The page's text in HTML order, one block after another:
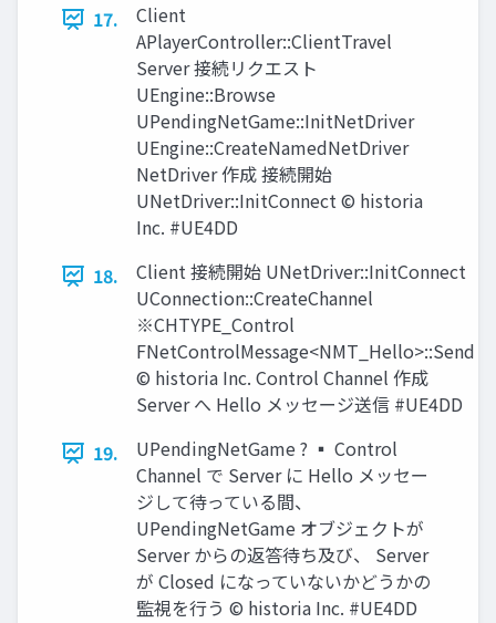
17.
Client
APlayerController::ClientTravel
Server 接続リクエスト
UEngine::Browse
UPendingNetGame::InitNetDriver
UEngine::CreateNamedNetDriver
NetDriver 作成 接続開始
UNetDriver::InitConnect © historia
Inc. #UE4DD
18.
Client 接続開始 UNetDriver::InitConnect
UConnection::CreateChannel
※CHTYPE_Control
FNetControlMessage<NMT_Hello>::Send
© historia Inc. Control Channel 作成
Server へ Hello メッセージ送信 #UE4DD
19.
UPendingNetGame ? ▪ Control
Channel で Server に Hello メッセー
ジして待っている間、
UPendingNetGame オブジェクトが
Server からの返答待ち及び、 Server
が Closed になっていないかどうかの
監視を行う © historia Inc. #UE4DD